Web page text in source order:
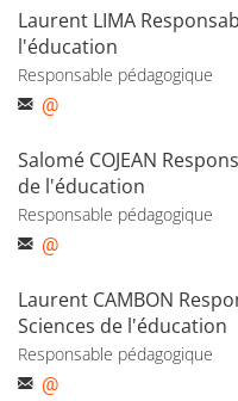
Laurent LIMA
l'éducation
Responsable pédagogique
@
Salomé COJEAN
de l'éducation
Responsable pédagogique
@
Laurent CAMBON
Sciences de l'éducation
Responsable pédagogique
@